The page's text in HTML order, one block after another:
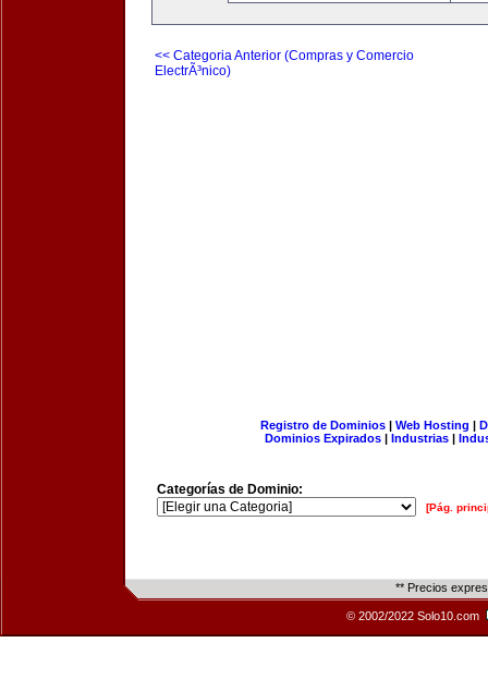
<< Categoria Anterior (Compras y Comercio
ElectrÃ³nico)
Registro de Dominios| Web Hosting |
Dominios Expirados | Industrias |
Categorías de Dominio:
[Pág.
** Precios
© 2002/2022 Solo10.com